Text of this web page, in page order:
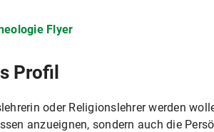
Flyer
Profil
oder Religi­onslehrer werden
anzueignen, sondern auch die